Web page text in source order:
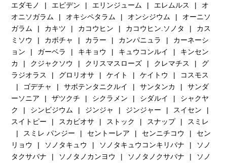
エダモノ
エピデン エリンジューム エレムルス
オ
オニソガラム
オキシペタラム オンシジウム
オーニソ
ガラム
カキツ カコウヒン カコウヒン.ソノタ
カス
ミソウ
カボチャ カラー カンパニュラ
カーネーシ
ョン
ガーベラ キキョウ キュウコンルイ
キンセン
カ
クジャクソウ クリスマスローズ クレマチス
グ
ラジオラス
グロリオサ ケイト ケイトウ
コスモス
ゴデチャ
サボテンタニクルイ サンタンカ
サンダ
ーソニア
ザツクチ シクラメン シダルイ
シャクヤ
ク
シンビジウム ジンジャ ジンジャー
スイセン
スイトピー
スカビオサ ストック スナップ
スミレ
スミレ パンジー
セントーレア センニチコウ
セン
リョウ
ソノタキュウ ソノタキュウコンキリバナ
ソノ
タクサバナ
ソノタノカンヨウ ソノタノクサバナ
ソノ